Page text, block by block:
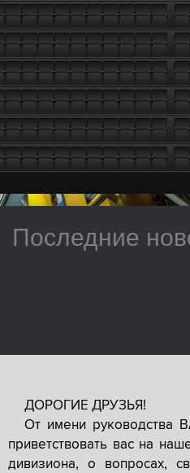
Последние
ДОРОГИЕ ДРУЗЬЯ!
От имени руководства
приветствовать вас на
дивизиона, о вопросах,